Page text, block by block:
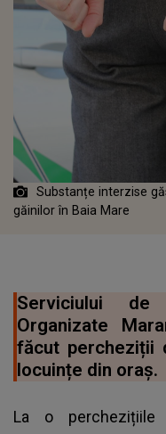
Substanțe interzise
găinilor în Baia Mare
Serviciului
Organizate
făcut percheziții
locuințe din oraș.
La o perchezițiile